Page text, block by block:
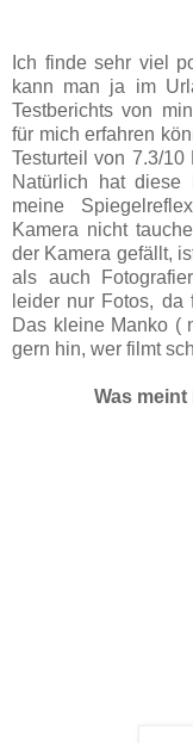
Ich finde sehr viel
kann man ja im
Testberichts von
für mich erfahren
Testurteil von 7.3/
Natürlich hat diese
meine
Kamera nicht
der Kamera gefällt,
als auch
leider nur Fotos,
Das kleine Manko (
gern hin, wer filmt
Was